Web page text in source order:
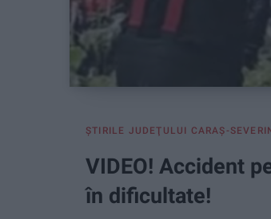
ŞTIRILE JUDEŢULUI CARAŞ-
VIDEO! Accident
în dificultate!